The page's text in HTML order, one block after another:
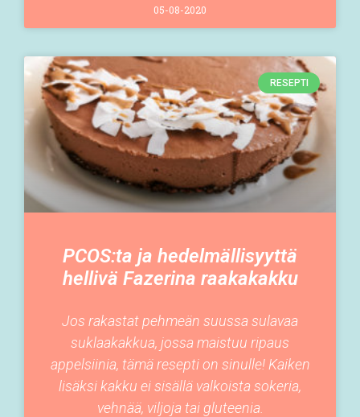
05-08-2020
RESEPTI
PCOS:ta ja hedelmällisyyttä
hellivä Fazerina raakakakku
Jos rakastat pehmeän suussa sulavaa
suklaakakkua, jossa maistuu ripaus
appelsiinia, tämä resepti on sinulle! Kaiken
lisäksi kakku ei sisällä valkoista sokeria,
vehnää, viljoja tai gluteenia.